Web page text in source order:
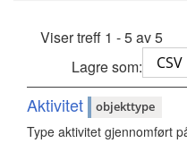
Viser treff 1 - 5 av 5
Lagre som:
Aktivitet objekttype
Type aktivitet gjennomført